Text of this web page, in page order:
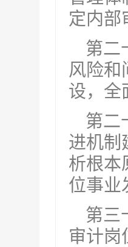
定内部
第二
风险和
设，全
第二
进机制
析根本
位事业
第三
审计岗